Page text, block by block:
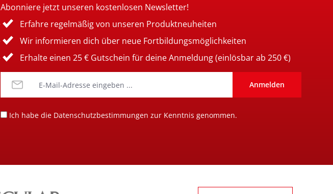
Abonniere jetzt unseren kostenlosen Newsletter!
Erfahre regelmäßig von unseren Produktneuheiten
Wir informieren dich über neue Fortbildungsmöglichkeiten
Erhalte einen 25 € Gutschein für deine Anmeldung (einlösbar ab 250 €)
Anmelden
Ich habe die Datenschutzbestimmungen zur Kenntnis genommen.